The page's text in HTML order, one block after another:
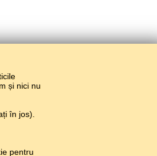
și nici nu
în jos).
pentru